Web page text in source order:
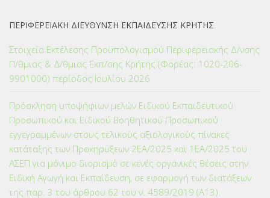
ΠΕΡΙΦΕΡΕΙΑΚΗ ΔΙΕΥΘΥΝΣΗ ΕΚΠΑΙΔΕΥΣΗΣ ΚΡΗΤΗΣ
Στοιχεία Εκτέλεσης Προϋπολογισμού Περιφερειακής Δ/νσης
Π/θμιας & Δ/θμιας Εκπ/σης Κρήτης (Φορέας: 1020-206-
9901000) περίοδος Ιουλίου 2026
Πρόσκληση υποψήφιων μελών Ειδικού Εκπαιδευτικού
Προσωπικού και Ειδικού Βοηθητικού Προσωπικού
εγγεγραμμένων στους τελικούς αξιολογικούς πίνακες
κατάταξης των Προκηρύξεων 2ΕΑ/2025 και 1ΕΑ/2025 του
ΑΣΕΠ για μόνιμο διορισμό σε κενές οργανικές θέσεις στην
Ειδική Αγωγή και Εκπαίδευση, σε εφαρμογή των διατάξεων
της παρ. 3 του άρθρου 62 του ν. 4589/2019 (Α΄13)